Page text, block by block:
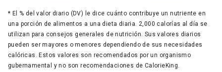
* El % del valor diario (DV) le dice cuánto contribuye un nutriente en
una porción de alimentos a una dieta diaria. 2,000 calorías al día se
utilizan para consejos generales de nutrición. Sus valores diarios
pueden ser mayores o menores dependiendo de sus necesidades
calóricas. Estos valores son recomendados por un organismo
gubernamental y no son recomendaciones de CalorieKing.